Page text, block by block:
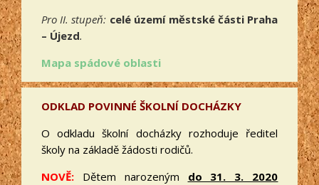
Pro II. stupeň: celé území městské části Praha
– Újezd.
Mapa spádové oblasti
ODKLAD POVINNÉ ŠKOLNÍ DOCHÁZKY
O odkladu školní docházky rozhoduje ředitel
školy na základě žádosti rodičů.
NOVĚ:
Dětem narozeným do 31. 3. 2020